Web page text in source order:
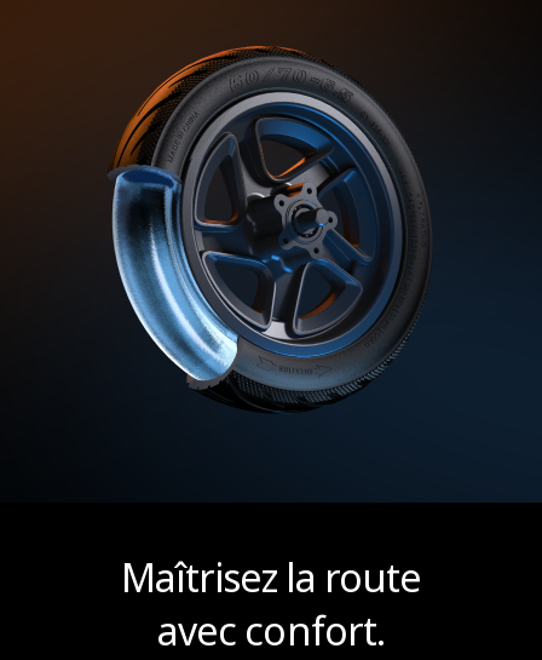
Maîtrisez la route
avec confort.